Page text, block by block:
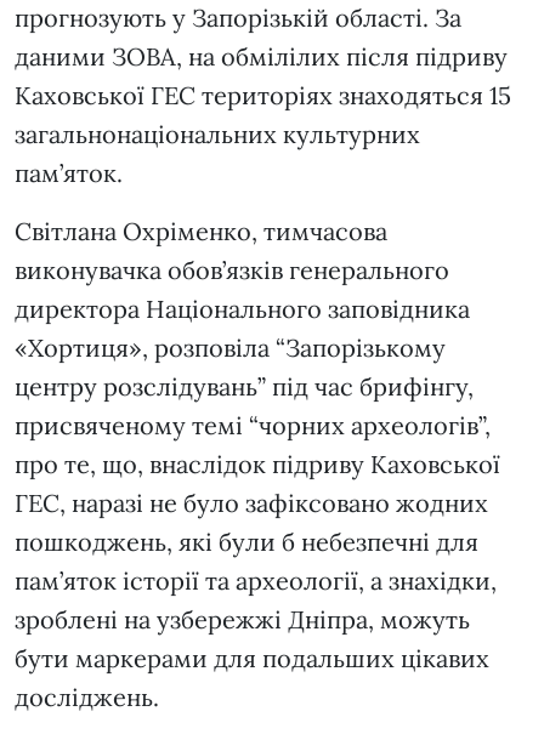
прогнозують у Запорізькій області. За
даними ЗОВА, на обмілілих після підриву
Каховської ГЕС територіях знаходяться 15
загальнонаціональних культурних
пам’яток.
Світлана Охріменко, тимчасова
виконувачка обов’язків генерального
директора Національного заповідника
«Хортиця», розповіла “Запорізькому
центру розслідувань” під час брифінгу,
присвяченому темі “чорних археологів”,
про те, що, внаслідок підриву Каховської
ГЕС, наразі не було зафіксовано жодних
пошкоджень, які були б небезпечні для
пам’яток історії та археології, а знахідки,
зроблені на узбережжі Дніпра, можуть
бути маркерами для подальших цікавих
досліджень.